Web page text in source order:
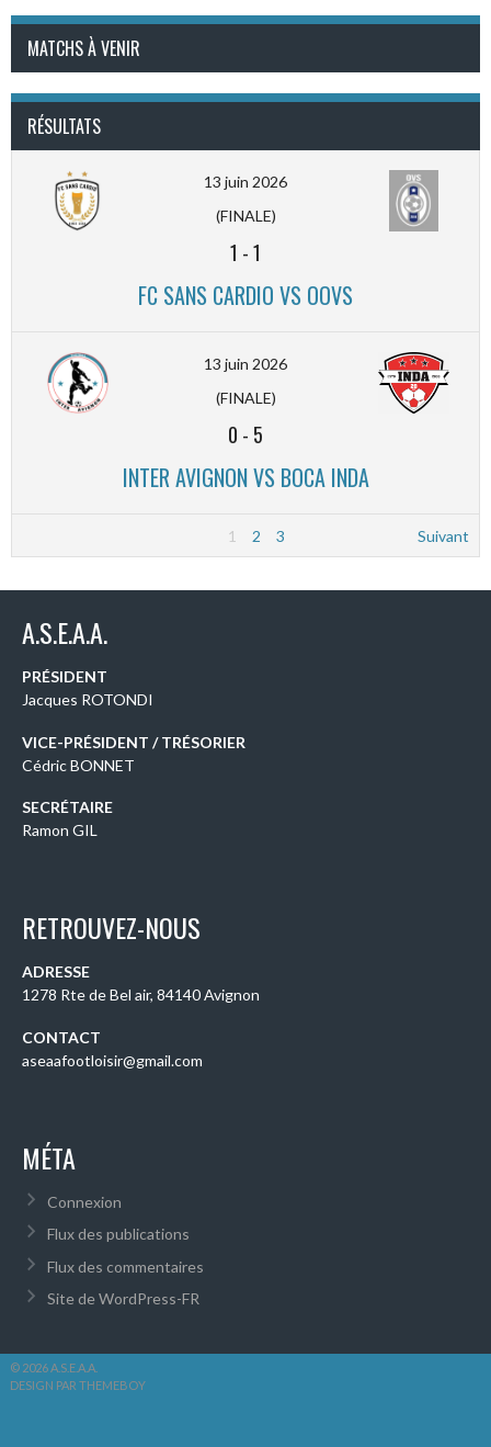
MATCHS À VENIR
RÉSULTATS
13 juin 2026
(FINALE)
1 -1
FC SANS CARDIO VS OOVS
13 juin 2026
(FINALE)
0 - 5
INTER AVIGNON VS BOCA INDA
1 2 3 Suivant
A.S.E.A.A.
PRÉSIDENT
Jacques ROTONDI
VICE-PRÉSIDENT / TRÉSORIER
Cédric BONNET
SECRÉTAIRE
Ramon GIL
RETROUVEZ-NOUS
ADRESSE
1278 Rte de Bel air, 84140 Avignon
CONTACT
aseaafootloisir@gmail.com
MÉTA
Connexion
Flux des publications
Flux des commentaires
Site de WordPress-FR
© 2026 A.S.E.A.A.
DESIGN PAR THEMEBOY